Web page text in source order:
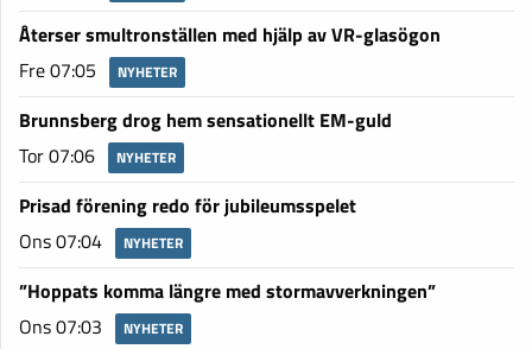
Återser smultronställen med hjälp av VR-glasögon
Fre 07:05
NYHETER
Brunnsberg drog hem sensationellt EM-guld
Tor 07:06
NYHETER
Prisad förening redo för jubileumsspelet
Ons 07:04
NYHETER
”Hoppats komma längre med stormavverkningen”
Ons 07:03
NYHETER